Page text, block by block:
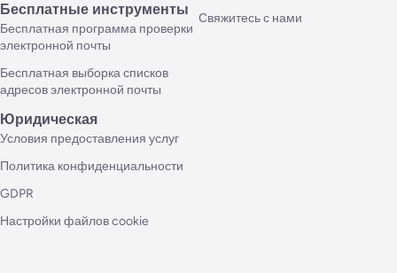
Бесплатные инструменты
Бесплатная программа проверки
электронной почты
Бесплатная выборка списков
адресов электронной почты
Свяжитесь с нами
Юридическая
Условия предоставления услуг
Политика конфиденциальности
GDPR
Настройки файлов cookie